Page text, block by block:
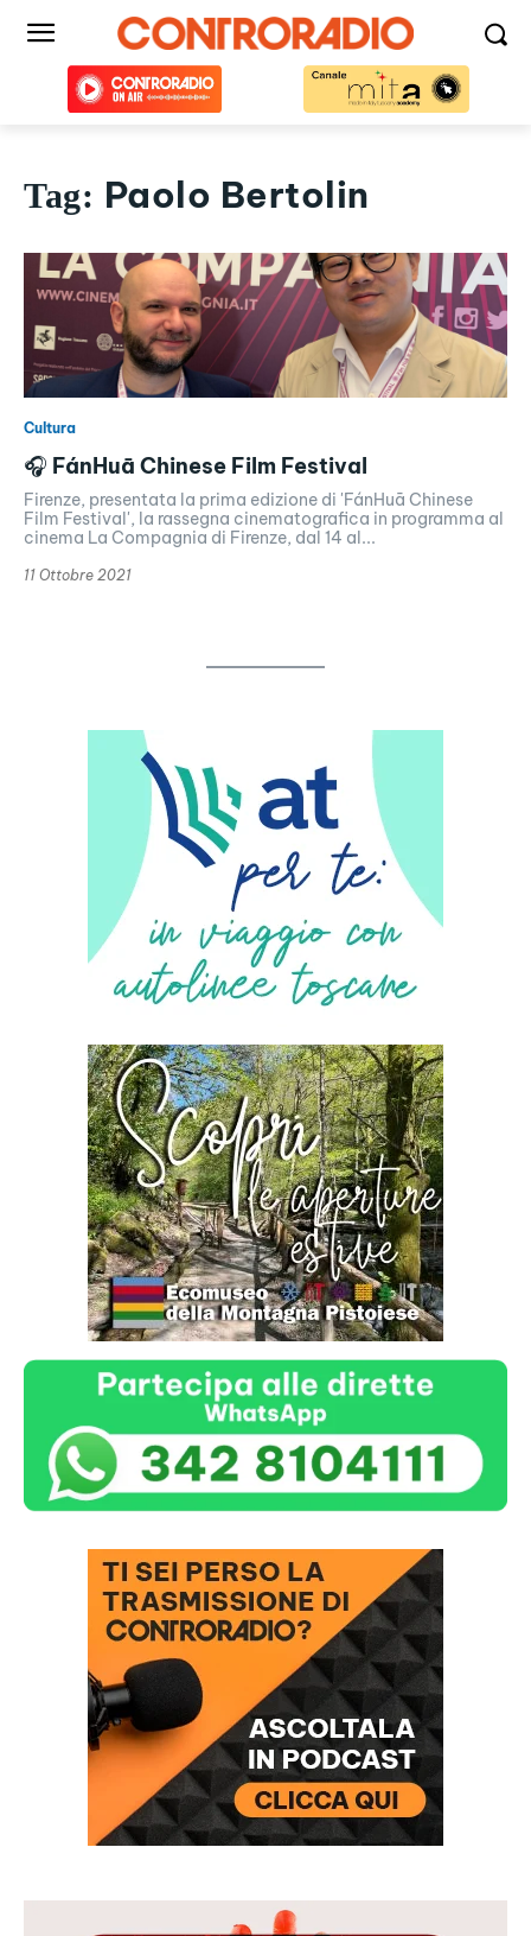
Tag: Paolo Bertolin
Cultura
🎧 FánHuā Chinese Film Festival
Firenze, presentata la prima edizione di 'FánHuā Chinese
Film Festival', la rassegna cinematografica in programma al
cinema La Compagnia di Firenze, dal 14 al...
11 Ottobre 2021